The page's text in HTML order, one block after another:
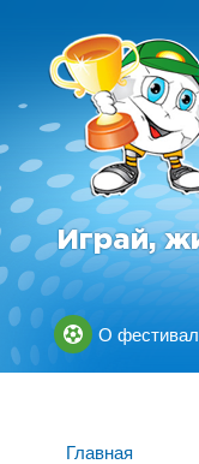
Играй,
О
Главная